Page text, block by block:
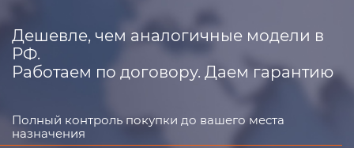
Дешевле, чем аналогичные модели в
РФ.
Работаем по договору. Даем гарантию
Полный контроль покупки до вашего места
назначения